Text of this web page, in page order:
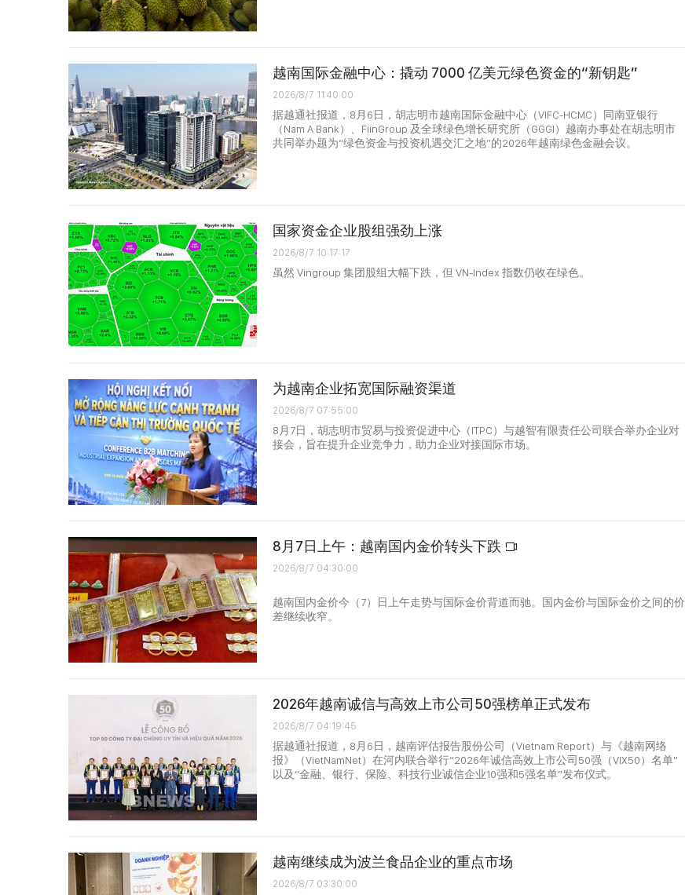
越南国际金融中心：撬动 7000 亿美元绿色资金的“新钥匙”
2026/8/7 11:40:00
据越通社报道，8月6日，胡志明市越南国际金融中心（VIFC-HCMC）同南亚银行
（Nam A Bank）、FiinGroup 及全球绿色增长研究所（GGGI）越南办事处在胡志明市
共同举办题为“绿色资金与投资机遇交汇之地”的2026年越南绿色金融会议。
国家资金企业股组强劲上涨
2026/8/7 10:17:17
虽然 Vingroup 集团股组大幅下跌，但 VN-Index 指数仍收在绿色。
为越南企业拓宽国际融资渠道
2026/8/7 07:55:00
8月7日，胡志明市贸易与投资促进中心（ITPC）与越智有限责任公司联合举办企业对
接会，旨在提升企业竞争力，助力企业对接国际市场。
8月7日上午：越南国内金价转头下跌
2026/8/7 04:30:00
越南国内金价今（7）日上午走势与国际金价背道而驰。国内金价与国际金价之间的价
差继续收窄。
2026年越南诚信与高效上市公司50强榜单正式发布
2026/8/7 04:19:45
据越通社报道，8月6日，越南评估报告股份公司（Vietnam Report）与《越南网络
报》（VietNamNet）在河内联合举行“2026年诚信高效上市公司50强（VIX50）名单”
以及“金融、银行、保险、科技行业诚信企业10强和5强名单”发布仪式。
越南继续成为波兰食品企业的重点市场
2026/8/7 03:30:00